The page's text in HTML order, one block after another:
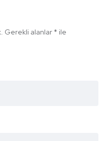
Gerekli alanlar * ile